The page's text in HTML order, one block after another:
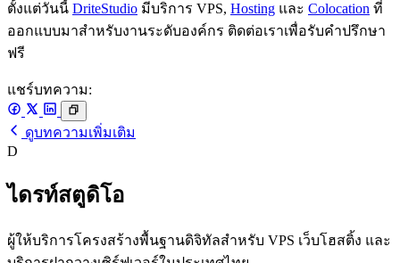
ตั้งแต่วันนี้ DriteStudio มีบริการ VPS, Hosting และ Colocation ที่
ออกแบบมาสำหรับงานระดับองค์กร ติดต่อเราเพื่อรับคำปรึกษา
ฟรี
แชร์บทความ:
ดูบทความเพิ่มเติม
D
ไดรท์สตูดิโอ
ผู้ให้บริการโครงสร้างพื้นฐานดิจิทัลสำหรับ VPS เว็บโฮสติ้ง และ